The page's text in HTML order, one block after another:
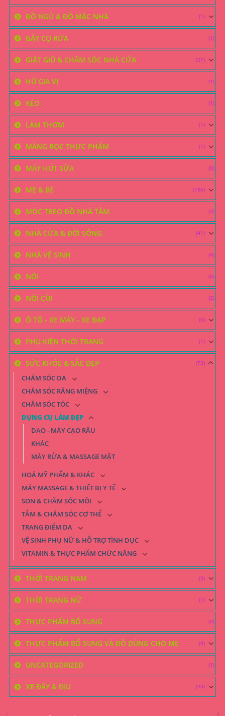
ĐỒ NGỦ & ĐỒ MẶC NHÀ (1)
GẬY CỌ RỬA (1)
GIẶT GIŨ & CHĂM SÓC NHÀ CỬA (27)
HŨ GIA VỊ (1)
KÉO (1)
LÀM THƠM (1)
MÀNG BỌC THỰC PHẨM (1)
MÁY HÚT SỮA (0)
MẸ & BÉ (186)
MÓC TREO ĐỒ NHÀ TẮM (2)
NHÀ CỬA & ĐỜI SỐNG (41)
NHÀ VỆ SINH (4)
NÔI (6)
NÔI CŨI (2)
Ô TÔ - XE MÁY - XE ĐẠP (0)
PHỤ KIỆN THỜI TRANG (1)
SỨC KHỎE & SẮC ĐẸP (73)
CHĂM SÓC DA
CHĂM SÓC RĂNG MIỆNG
CHĂM SÓC TÓC
DỤNG CỤ LÀM ĐẸP
DAO - MÁY CẠO RÂU
KHÁC
MÁY RỬA & MASSAGE MẶT
HOÁ MỸ PHẨM & KHÁC
MÁY MASSAGE & THIẾT BỊ Y TẾ
SON & CHĂM SÓC MÔI
TẮM & CHĂM SÓC CƠ THỂ
TRANG ĐIỂM DA
VỆ SINH PHỤ NỮ & HỖ TRỢ TÌNH DỤC
VITAMIN & THỰC PHẨM CHỨC NĂNG
THỜI TRANG NAM (3)
THỜI TRANG NỮ (1)
THỰC PHẨM BỔ SUNG (0)
THỰC PHẨM BỔ SUNG VÀ ĐỒ DÙNG CHO MẸ (4)
UNCATEGORIZED (1)
XE ĐẨY & ĐỊU (40)